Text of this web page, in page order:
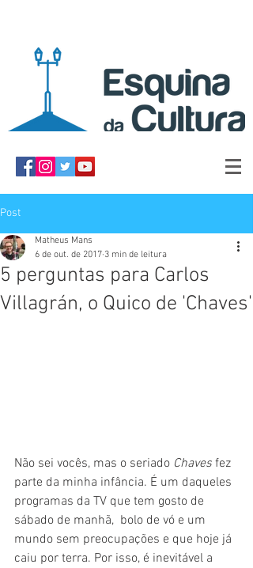
Post
5 perguntas para Carlos
Villagrán, o Quico de 'Chaves'
Matheus Mans
6 de out. de 2017 3 min de leitura
Não sei vocês, mas o seriado Chaves fez
parte da minha infância. É um daqueles
programas da TV que tem gosto de
sábado de manhã,  bolo de vó e um
mundo sem preocupações e que hoje já
caiu por terra. Por isso, é inevitável a